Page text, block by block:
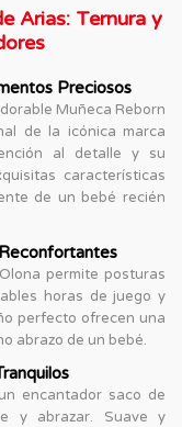
Arias: Ternura y
Preciosos
Muñeca Reborn
de la icónica marca
al detalle y su
características
de un bebé recién
permite posturas
horas de juego y
perfecto ofrecen una
abrazo de un bebé.
encantador saco de
y abrazar. Suave y